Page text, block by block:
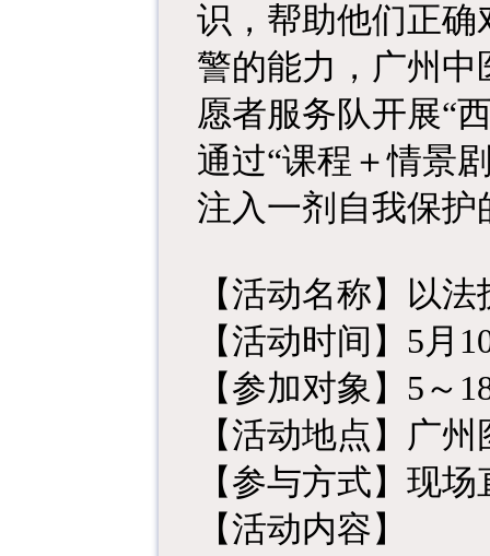
识，帮助他们正
警的能力，广州
愿者服务队开展“
通过“课程＋情景
注入一剂自我保护
【活动名称】以
【活动时间】5月
【参加对象】5～
【活动地点】广
【参与方式】现
【活动内容】